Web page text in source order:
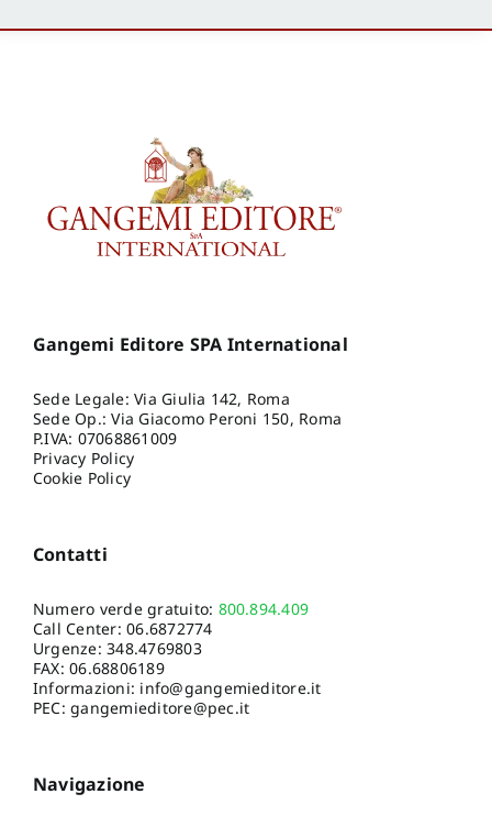
Gangemi Editore SPA International
Sede Legale: Via Giulia 142, Roma
Sede Op.: Via Giacomo Peroni 150, Roma
P.IVA: 07068861009
Privacy Policy
Cookie Policy
Contatti
Numero verde gratuito: 800.894.409
Call Center:06.6872774
Urgenze:348.4769803
FAX: 06.68806189
Informazioni: info@gangemieditore.it
PEC: gangemieditore@pec.it
Navigazione